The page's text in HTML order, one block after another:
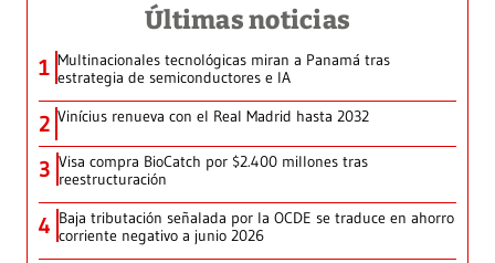
Últimas noticias
1 Multinacionales tecnológicas miran a Panamá tras
estrategia de semiconductores e IA
2 Vinícius renueva con el Real Madrid hasta 2032
3 Visa compra BioCatch por $2.400 millones tras
reestructuración
4 Baja tributación señalada por la OCDE se traduce en ahorro
corriente negativo a junio 2026